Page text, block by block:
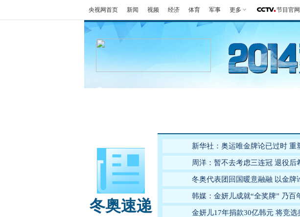
央视网首页 新闻 视频 经济 体育 军事 更多 节目官网
冬奥速递
新华社：奥运唯金牌论已过时 重
周洋：暂不去考虑三连冠 退役后
冬奥代表团回国暖意融融 以金牌
韩媒：金妍儿成就“全奖牌” 乃百
金妍儿17年捐款30亿韩元 将竞选